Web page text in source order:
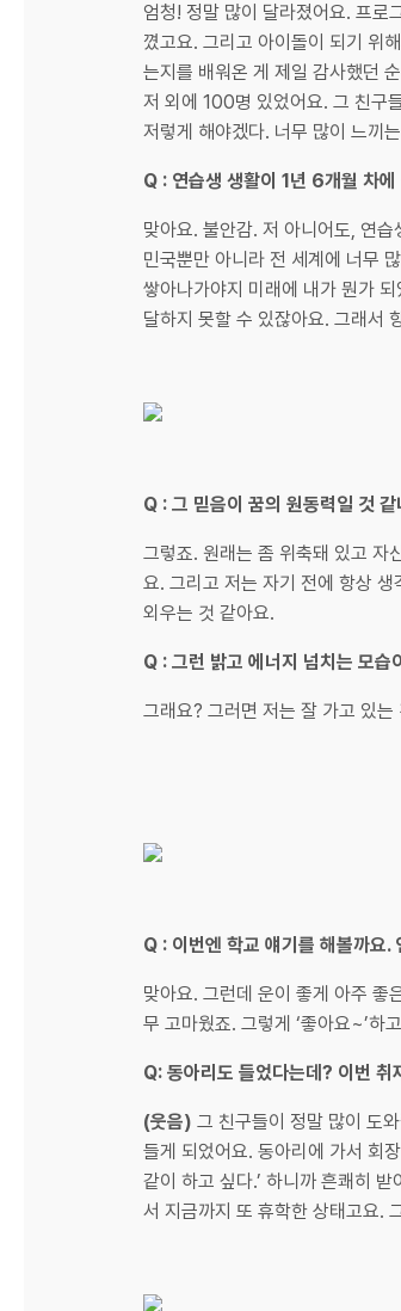
엄청! 정말 많이 달라졌어요. 프로
꼈고요. 그리고 아이돌이 되기 위
는지를 배워온 게 제일 감사했던
저 외에 100명 있었어요. 그 친구
저렇게 해야겠다. 너무 많이 느끼
Q : 연습생 생활이 1년 6개월 차
맞아요. 불안감. 저 아니어도, 연
민국뿐만 아니라 전 세계에 너무
쌓아나가야지 미래에 내가 뭔가
달하지 못할 수 있잖아요. 그래서
Q : 그 믿음이 꿈의 원동력일 것 같
그렇죠. 원래는 좀 위축돼 있고 자
요. 그리고 저는 자기 전에 항상 생
외우는 것 같아요.
Q : 그런 밝고 에너지 넘치는 모습
그래요? 그러면 저는 잘 가고 있는
Q : 이번엔 학교 얘기를 해볼까요
맞아요. 그런데 운이 좋게 아주 좋
무 고마웠죠. 그렇게 ‘좋아요~’하
Q: 동아리도 들었다는데? 이번
(웃음) 그 친구들이 정말 많이 도
들게 되었어요. 동아리에 가서 회
같이 하고 싶다.’ 하니까 흔쾌히
서 지금까지 또 휴학한 상태고요.